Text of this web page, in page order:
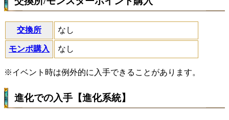
交換所 なし
モンポ購入 なし
※イベント時は例外的に入手できることがあります。
進化での入手【進化系統】